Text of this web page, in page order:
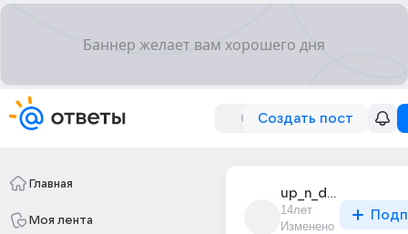
Создать пост
Главная
Моя лента
up_n_down
14лет
Изменено